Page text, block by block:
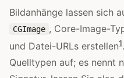
Bildanhänge lassen sich
CGImage , Core-Image-
und Datei-URLs erstellen1
Quelltypen auf; es nennt